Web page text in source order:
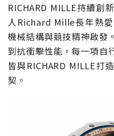
RICHARD MILLE持續創
人Richard Mille長年熱
機械結構與競技精神啟發
到抗衝擊性能，每一項自
皆與RICHARD MILLE打
契。